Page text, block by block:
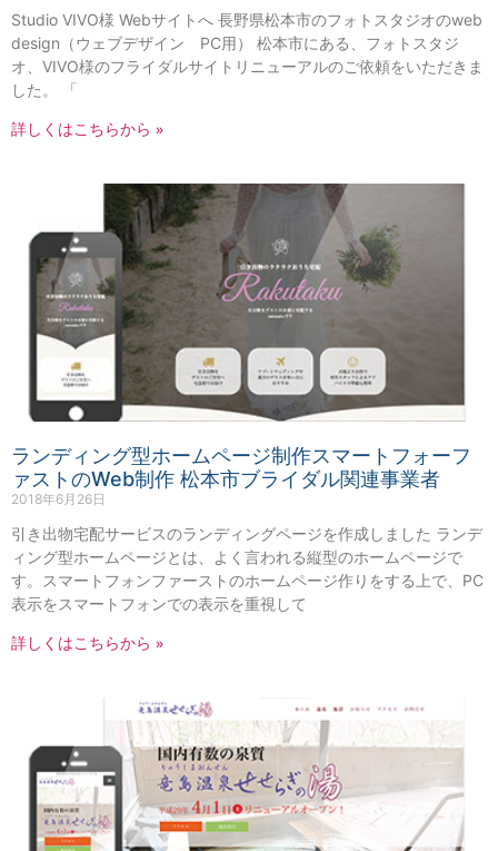
Studio VIVO様 Webサイトへ 長野県松本市のフォトスタジオのweb
design（ウェブデザイン PC用） 松本市にある、フォトスタジ
オ、VIVO様のフライダルサイトリニューアルのご依頼をいただきま
した。 「
詳しくはこちらから »
ランディング型ホームページ制作スマートフォーフ
ァストのWeb制作 松本市ブライダル関連事業者
2018年6月26日
引き出物宅配サービスのランディングページを作成しました ランデ
ィング型ホームページとは、よく言われる縦型のホームページで
す。スマートフォンファーストのホームページ作りをする上で、PC
表示をスマートフォンでの表示を重視して
詳しくはこちらから »